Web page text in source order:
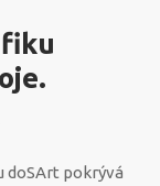
doSArt pokrývá